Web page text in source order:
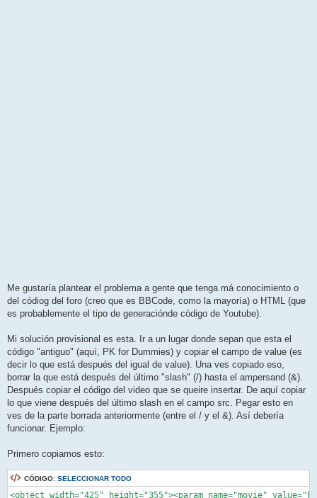
Me gustaría plantear el problema a gente que tenga má conocimiento o
del códiog del foro (creo que es BBCode, como la mayoría) o HTML (que
es probablemente el tipo de generaciónde código de Youtube).
Mi solución provisional es esta. Ir a un lugar donde sepan que esta el
código "antiguo" (aquí, PK for Dummies) y copiar el campo de value (es
decir lo que está después del igual de value). Una ves copiado eso,
borrar la que está después del último "slash" (/) hasta el ampersand (&).
Después copiar el código del video que se queire insertar. De aquí copiar
lo que viene después del último slash en el campo src. Pegar esto en
ves de la parte borrada anteriormente (entre el / y el &). Así debería
funcionar. Ejemplo:
Primero copiamos esto:
CÓDIGO: SELECCIONAR TODO